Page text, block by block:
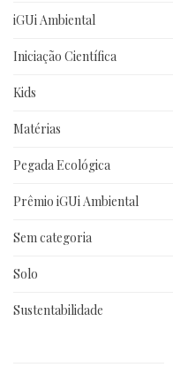
iGUi Ambiental
Iniciação Científica
Kids
Matérias
Pegada Ecológica
Prêmio iGUi Ambiental
Sem categoria
Solo
Sustentabilidade